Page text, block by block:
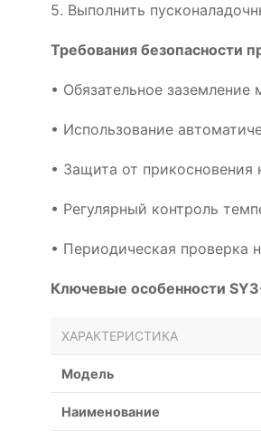
5. Выполнить
Требования безопасности
• Обязательное заземление
• Использование
• Защита от
• Регулярный контроль
• Периодическая проверка
Ключевые особенности
ХАРАКТЕРИСТИКА
Модель
Наименование